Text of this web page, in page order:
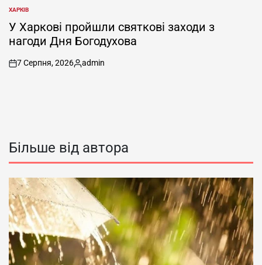
ОПУБЛІКУВАТИ
У
ХАРКІВ
У Харкові пройшли святкові заходи з
нагоди Дня Богодухова
on
7 Серпня, 2026
Опубліковано
admin
Більше від автора